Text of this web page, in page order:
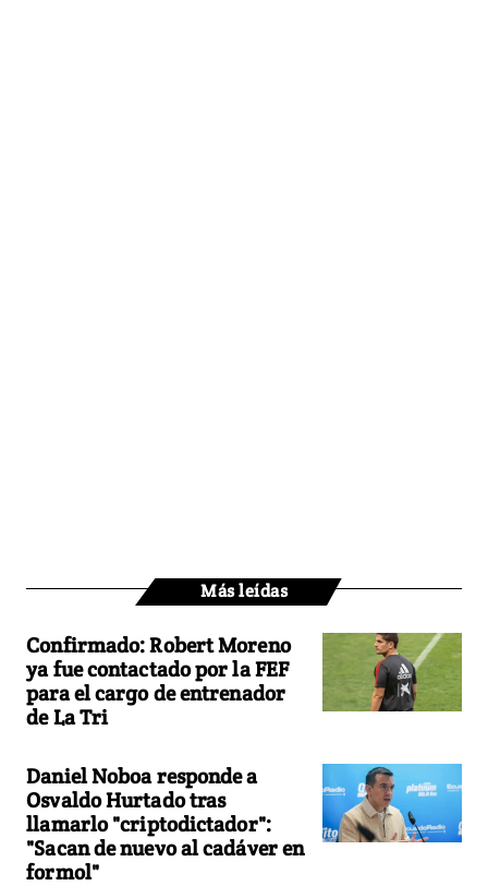
Más leídas
Confirmado: Robert Moreno
ya fue contactado por la FEF
para el cargo de entrenador
de La Tri
Daniel Noboa responde a
Osvaldo Hurtado tras
llamarlo "criptodictador":
"Sacan de nuevo al cadáver en
formol"